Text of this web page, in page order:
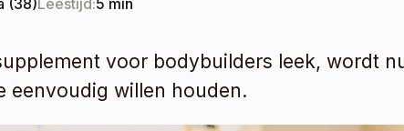
voor bodybuilders leek, wordt
eenvoudig willen houden.